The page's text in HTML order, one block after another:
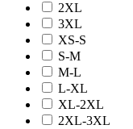
2XL
3XL
XS-S
S-M
M-L
L-XL
XL-2XL
2XL-3XL